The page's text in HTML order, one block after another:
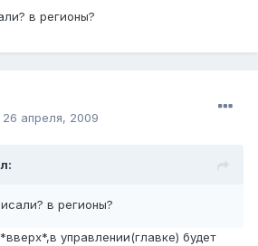
в регионы?
26 апреля, 2009
в регионы?
управлении(главке) будет